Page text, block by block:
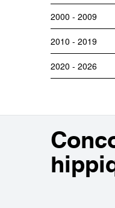
2000 - 2009
2010 - 2019
2020 - 2026